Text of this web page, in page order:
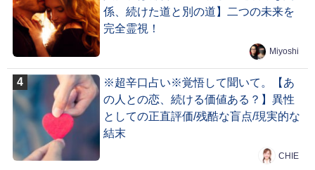
係、続けた道と別の道】二つの未来を
完全霊視！
Miyoshi
※超辛口占い※覚悟して聞いて。【あ
の人との恋、続ける価値ある？】異性
としての正直評価/残酷な盲点/現実的な
結末
CHIE